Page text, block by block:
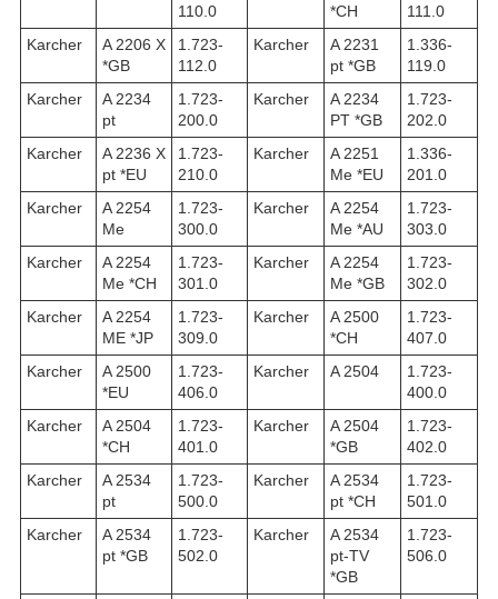
110.0
*CH
111.0
Karcher
A 2206 X
*GB
1.723-
112.0
Karcher
A 2231
pt *GB
1.336-
119.0
Karcher
A 2234
pt
1.723-
200.0
Karcher
A 2234
PT *GB
1.723-
202.0
Karcher
A 2236 X
pt *EU
1.723-
210.0
Karcher
A 2251
Me *EU
1.336-
201.0
Karcher
A 2254
Me
1.723-
300.0
Karcher
A 2254
Me *AU
1.723-
303.0
Karcher
A 2254
Me *CH
1.723-
301.0
Karcher
A 2254
Me *GB
1.723-
302.0
Karcher
A 2254
ME *JP
1.723-
309.0
Karcher
A 2500
*CH
1.723-
407.0
Karcher
A 2500
*EU
1.723-
406.0
Karcher A 2504
1.723-
400.0
Karcher
A 2504
*CH
1.723-
401.0
Karcher
A 2504
*GB
1.723-
402.0
Karcher
A 2534
pt
1.723-
500.0
Karcher
A 2534
pt *CH
1.723-
501.0
Karcher
A 2534
pt *GB
1.723-
502.0
Karcher
A 2534
pt-TV
*GB
1.723-
506.0